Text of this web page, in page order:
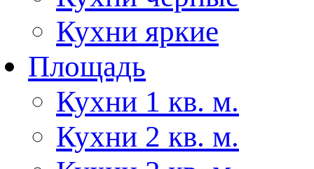
Кухни яркие
Площадь
Кухни 1 кв. м.
Кухни 2 кв. м.